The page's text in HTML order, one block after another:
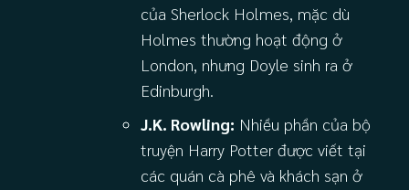
của Sherlock Holmes, mặc dù
Holmes thường hoạt động ở
London, nhưng Doyle sinh ra ở
Edinburgh.
J.K. Rowling: Nhiều phần của bộ
truyện Harry Potter được viết tại
các quán cà phê và khách sạn ở